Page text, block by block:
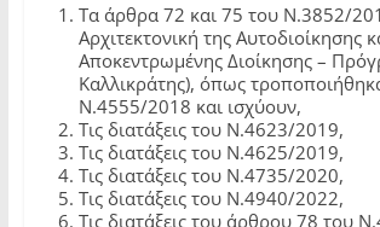
Τα άρθρα 72 και 75 του Ν.3852/
Αρχιτεκτονική της Αυτοδιοίκησης
Αποκεντρωμένης Διοίκησης –
Καλλικράτης), όπως
Ν.4555/2018 και ισχύουν,
Τις διατάξεις του Ν.4623/2019,
Τις διατάξεις του Ν.4625/2019,
Τις διατάξεις του Ν.4735/2020,
Τις διατάξεις του Ν.4940/2022,
Τις διατάξεις του άρθρου 78 του